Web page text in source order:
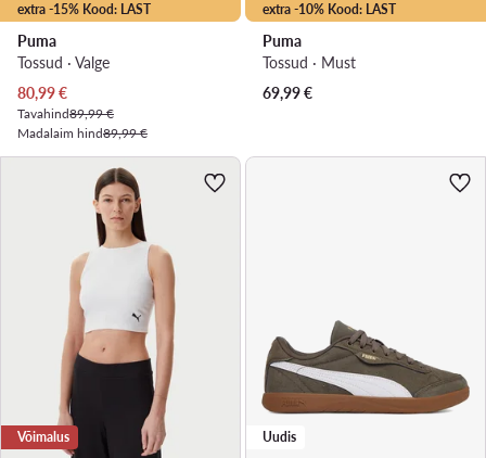
extra -15% Kood: LAST
Puma
Tossud · Valge
Praegune hind
80,99€
Tavahind89,99 €
Madalaim hind89,99 €
extra -10% Kood: LAST
Puma
Tossud · Must
69,99€
Võimalus Uudis